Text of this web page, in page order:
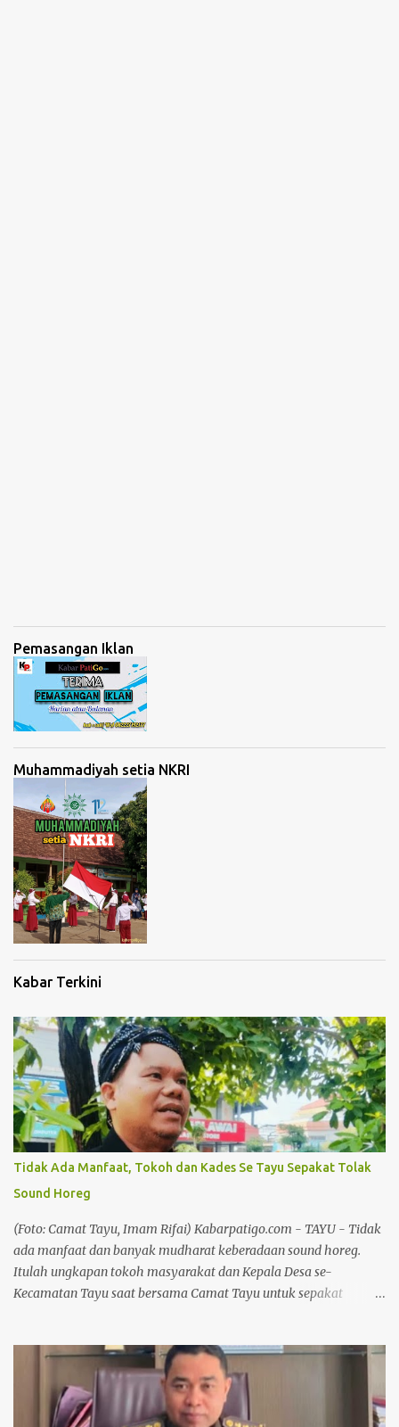
Pemasangan Iklan
Muhammadiyah setia NKRI
Kabar Terkini
Tidak Ada Manfaat, Tokoh dan Kades Se Tayu Sepakat Tolak
Sound Horeg
(Foto: Camat Tayu, Imam Rifai) Kabarpatigo.com - TAYU - Tidak
ada manfaat dan banyak mudharat keberadaan sound horeg.
Itulah ungkapan tokoh masyarakat dan Kepala Desa se-
Kecamatan Tayu saat bersama Camat Tayu untuk sepakat
paparannya Camat Tayu, Imam Rifai memaparkan kesepakatan
ini terjalin dalam pertemuan di Pendapa Kecamatan Tayu.
”Poinnya, gabungan aliansi dan ormas, kemudian Forum
Komunikasi Pondok Pesantren, termasuk juga BPD, kemudian